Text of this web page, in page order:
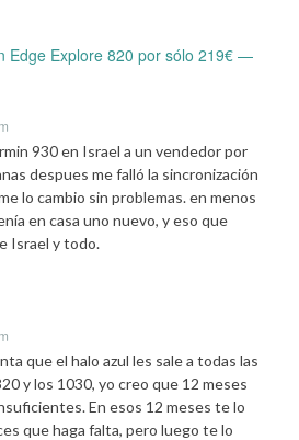
Edge Explore 820 por sólo 219€ —
930 en Israel a un vendedor por
despues me falló la sincronización
lo cambio sin problemas. en menos
en casa uno nuevo, y eso que
Israel y todo.
que el halo azul les sale a todas las
y los 1030, yo creo que 12 meses
En esos 12 meses te lo
que haga falta, pero luego te lo